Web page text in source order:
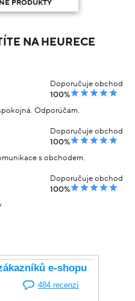
PRODUKTY
NA HEURECE
Doporučuje obchod
100%
Odporúčam.
Doporučuje obchod
100%
s obchodem.
Doporučuje obchod
100%